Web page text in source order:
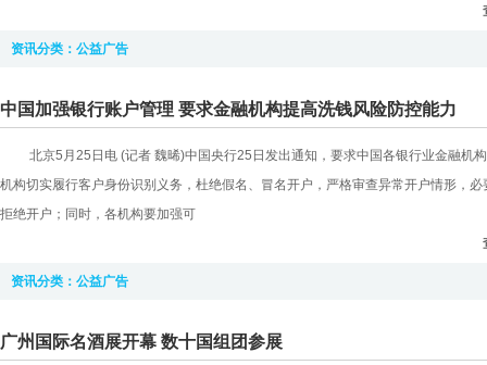
资讯分类： 公益广告
中国加强银行账户管理 要求金融机构提高洗钱风险防控能力
北京5月25日电 (记者 魏晞)中国央行25日发出通知，要求中国各银行业金融机
机构切实履行客户身份识别义务，杜绝假名、冒名开户，严格审查异常开户情形，必
拒绝开户；同时，各机构要加强可
资讯分类： 公益广告
广州国际名酒展开幕 数十国组团参展